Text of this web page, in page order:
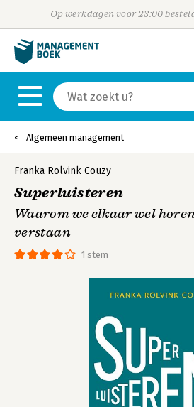
Op werkdagen voor 23:00
Algemeen management
1 stem
Franka Rolvink Couzy
Superluisteren
Waarom we elkaar wel
verstaan